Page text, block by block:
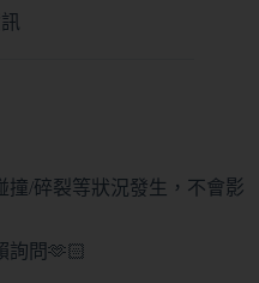
撞/碎裂等狀況發生，不會影
詢問🫶🏻